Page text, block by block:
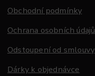
Obchodní podmínky
Ochrana osobních údajů
Odstoupení od smlouvy
Dárky k objednávce